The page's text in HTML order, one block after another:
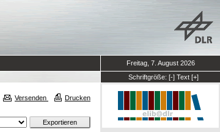
Freitag, 7. August 2026
Schriftgröße: [-] Text [+]
Versenden Drucken